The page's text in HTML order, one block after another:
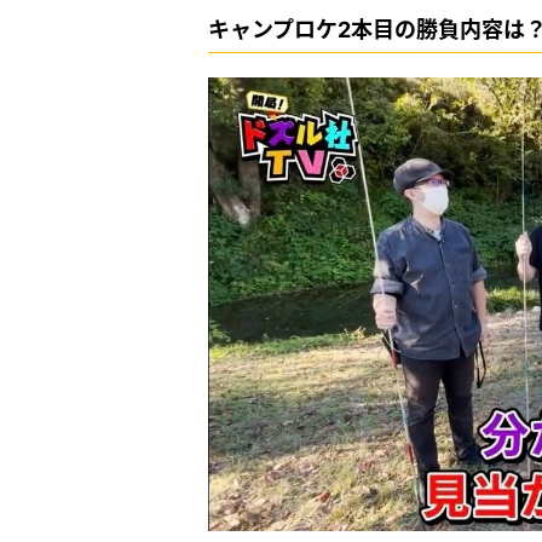
キャンプロケ2本目の勝負内容は